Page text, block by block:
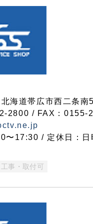
海道帯広市西二条南
2800 / FAX：0155-
〜17:30 / 定休日：日
工事・取付可